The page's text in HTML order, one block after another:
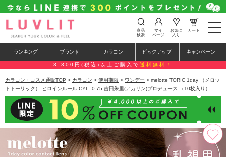
t
o
e
n
a
a
i
o
n
商品
検索
マイ
ページ
お気に
入り
カート
ランキング ブランド カラコン ピックアップ キャンペーン
3,300円(税込)以上ご購入で 送料無料！
カラコン・コスメ通販TOP > カラコン > 使用期限 > ワンデー > melotte TORIC 1day （メロッ
トトーリック） ヒロインルール CYL:-0.75 吉田朱里(アカリン)プロデュース （10枚入り）